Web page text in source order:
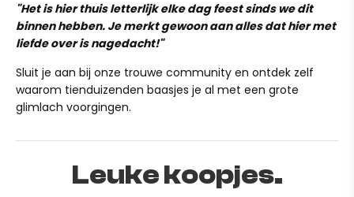
This innovative bed uses advanced cooling technology to
provide a refreshing and soothing surface for your furry
friend. It is made from durable, pet-safe materials and
ensures long-lasting performance and comfort.
Simply place the bed in your dog's favorite spot and it will
"Het is hier thuis letterlijk elke dag feest sinds we dit
binnen hebben. Je merkt gewoon aan alles dat hier met
liefde over is nagedacht!"
Sluit je aan bij onze trouwe community en ontdek zelf
waarom tienduizenden baasjes je al met een grote
glimlach voorgingen.
Leuke koopjes.